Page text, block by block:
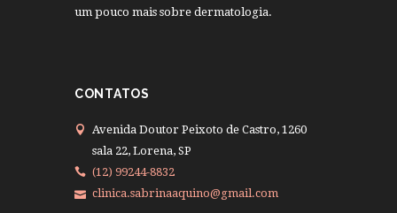
um pouco mais sobre dermatologia.
CONTATOS
Avenida Doutor Peixoto de Castro, 1260
sala 22, Lorena, SP
(12) 99244-8832
clinica.sabrinaaquino@gmail.com